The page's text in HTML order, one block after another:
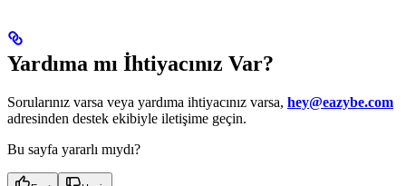
Yardıma mı İhtiyacınız Var?
Sorularınız varsa veya yardıma ihtiyacınız varsa, hey@eazybe.com
adresinden destek ekibiyle iletişime geçin.
Bu sayfa yararlı mıydı?